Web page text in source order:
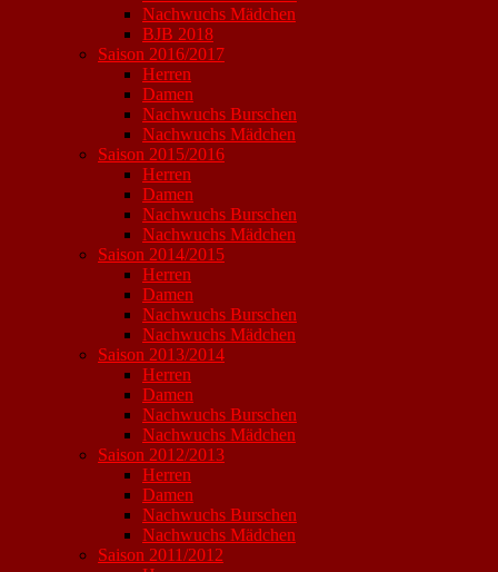
Nachwuchs Mädchen
BJB 2018
Saison 2016/2017
Herren
Damen
Nachwuchs Burschen
Nachwuchs Mädchen
Saison 2015/2016
Herren
Damen
Nachwuchs Burschen
Nachwuchs Mädchen
Saison 2014/2015
Herren
Damen
Nachwuchs Burschen
Nachwuchs Mädchen
Saison 2013/2014
Herren
Damen
Nachwuchs Burschen
Nachwuchs Mädchen
Saison 2012/2013
Herren
Damen
Nachwuchs Burschen
Nachwuchs Mädchen
Saison 2011/2012